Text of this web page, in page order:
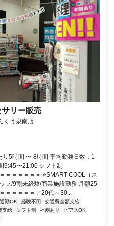
リー販売
くう泉南店
5時間 〜 8時間 平均勤務日数：1
9:45〜21:00 シフト制
＝＝＝＝＝＝ ⭐SMART COOL（ス
フ/9割未経験/商業施設勤務 月額25
＝＝＝＝＝ ✅20代～30...
勤OK 経験不問
交通費全額支給
支給 シフト制 社割あり
ピアスOK